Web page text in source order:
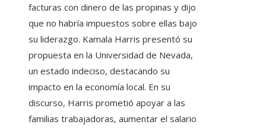
facturas con dinero de las propinas y dijo
que no habría impuestos sobre ellas bajo
su liderazgo. Kamala Harris presentó su
propuesta en la Universidad de Nevada,
un estado indeciso, destacando su
impacto en la economía local. En su
discurso, Harris prometió apoyar a las
familias trabajadoras, aumentar el salario